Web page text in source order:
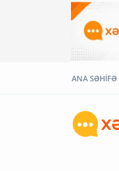
ANA SƏHİFƏ